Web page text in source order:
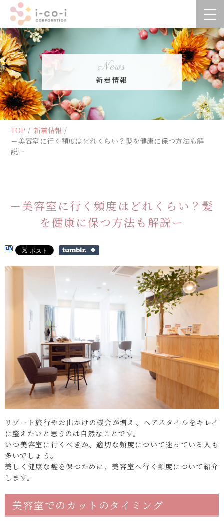
新着情報
TOP
新着情報
ー美容室に行く頻度はどれくらい？髪を健康に保つ方法も解
説ー
ー美容室に行く頻度はどれくらい？髪
を健康に保つ方法も解説ー
リゾート旅行やお出かけの機会が増え、ヘアスタイルをキレイ
に整えたいと思うのは自然なことです。
いつ美容室に行くべきか、適切な頻度について迷っている人も
多いでしょう。
美しく健康な髪を保つために、美容室へ行く頻度について紹介
します。
美容室でのカットのタイミング